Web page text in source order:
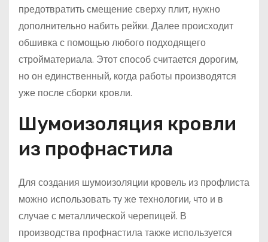
предотвратить смещение сверху плит, нужно
дополнительно набить рейки. Далее происходит
обшивка с помощью любого подходящего
стройматериала. Этот способ считается дорогим,
но он единственный, когда работы производятся
уже после сборки кровли.
Шумоизоляция кровли
из профнастила
Для создания шумоизоляции кровель из профлиста
можно использовать ту же технологии, что и в
случае с металлической черепицей. В
производства профнастила также используется